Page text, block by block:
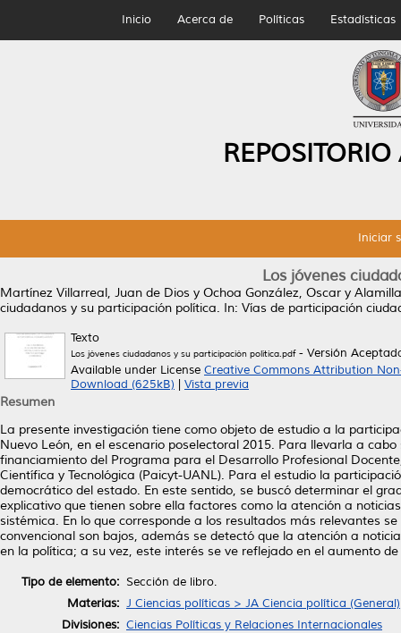
Inicio Acerca de Políticas Estadísticas
Iniciar
Los jóvenes
Martínez Villarreal, Juan de Dios y Ochoa González, Oscar y
ciudadanos y su participación política. In: Vías de participación
Texto
Los jóvenes ciudadanos y su participación política.pdf- Versión
Available under License Creative Commons Attribution
Download (625kB)
Vista previa
Resumen
La presente investigación tiene como objeto de estudio a la
Nuevo León, en el escenario poselectoral 2015. Para llevarla a
financiamiento del Programa para el Desarrollo Profesional
Científica y Tecnológica (Paicyt-UANL). Para el estudio la
democrático del estado. En este sentido, se buscó determinar el
explicativo que tienen sobre ella factores como la atención a
sistémica. En lo que corresponde a los resultados más relevantes
convencional son bajos, además se detectó que la atención a
en la política; a su vez, este interés se ve reflejado en el aumento
Tipo de elemento: Sección de libro.
Materias: J Ciencias políticas > JA Ciencia política (General)
Divisiones: Ciencias Políticas y Relaciones Internacionales